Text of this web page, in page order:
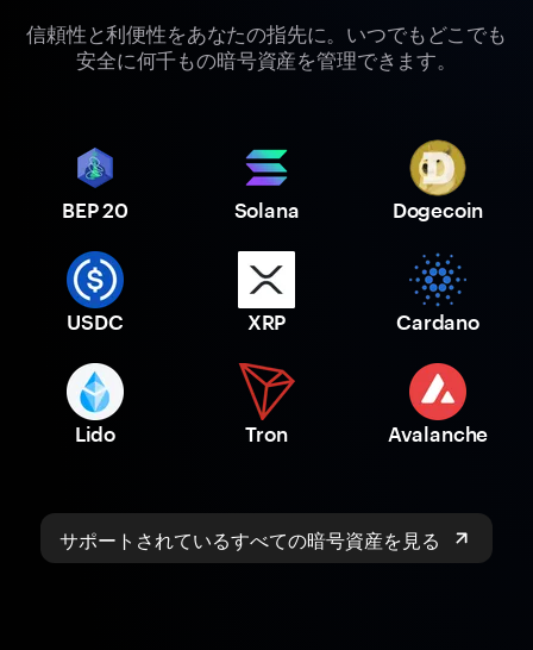
信頼性と利便性をあなたの指先に。いつでもどこでも
安全に何千もの暗号資産を管理できます。
BEP 20 Solana Dogecoin
USDC XRP Cardano
Lido Tron Avalanche
サポートされているすべての暗号資産を見る